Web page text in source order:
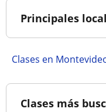
Principales
Clases en
Clases más